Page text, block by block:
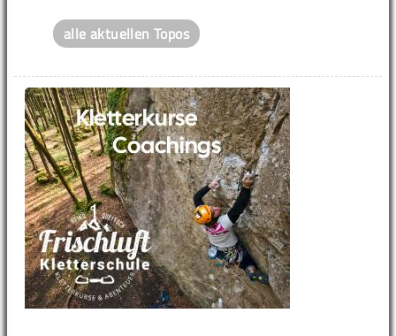
alle aktuellen Topos